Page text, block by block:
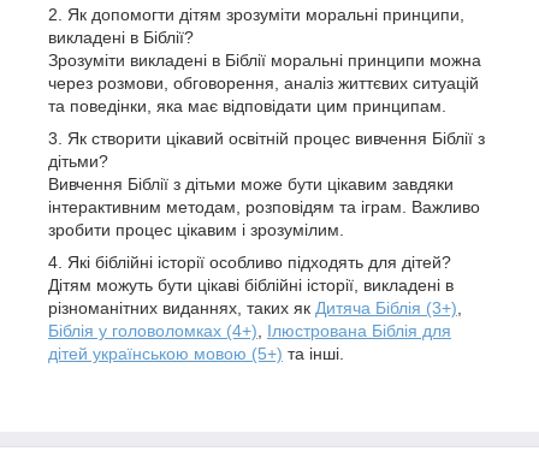
Як допомогти дітям зрозуміти моральні принципи,
викладені в Біблії?
Зрозуміти викладені в Біблії моральні принципи можна
через розмови, обговорення, аналіз життєвих ситуацій
та поведінки, яка має відповідати цим принципам.
Як створити цікавий освітній процес вивчення Біблії з
дітьми?
Вивчення Біблії з дітьми може бути цікавим завдяки
інтерактивним методам, розповідям та іграм. Важливо
зробити процес цікавим і зрозумілим.
Які біблійні історії особливо підходять для дітей?
Дітям можуть бути цікаві біблійні історії, викладені в
різноманітних виданнях, таких як Дитяча Біблія (3+)
Біблія у головоломках (4+)
Ілюстрована Біблія для
дітей українською мовою (5+) та інші.